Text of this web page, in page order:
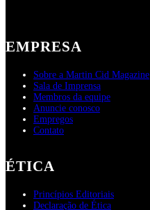
EMPRESA
Sobre a Martin Cid Magazine
Sala de Imprensa
Membros da equipe
Anuncie conosco
Empregos
Contato
ÉTICA
Princípios Editoriais
Declaração de Ética